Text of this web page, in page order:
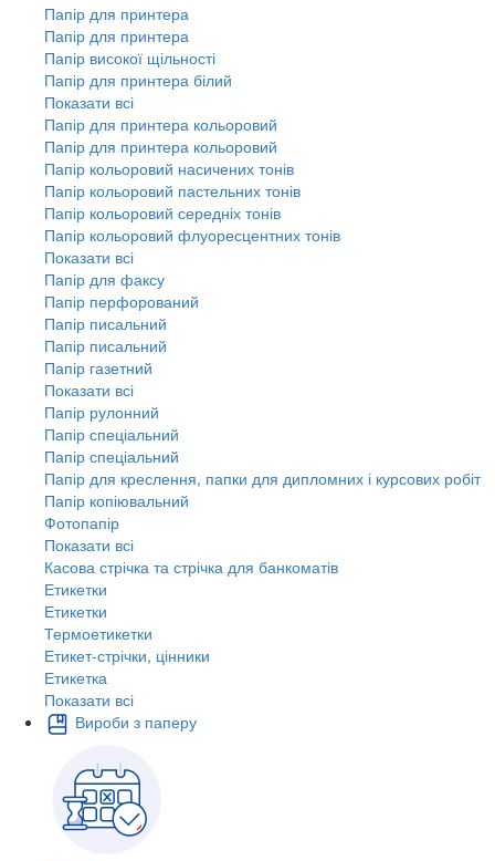
Папір для принтера
Папір для принтера
Папір високої щільності
Папір для принтера білий
Показати всі
Папір для принтера кольоровий
Папір для принтера кольоровий
Папір кольоровий насичених тонів
Папір кольоровий пастельних тонів
Папір кольоровий середніх тонів
Папір кольоровий флуоресцентних тонів
Показати всі
Папір для факсу
Папір перфорований
Папір писальний
Папір писальний
Папір газетний
Показати всі
Папір рулонний
Папір спеціальний
Папір спеціальний
Папір для креслення, папки для дипломних і курсових робіт
Папір копіювальний
Фотопапір
Показати всі
Касова стрічка та стрічка для банкоматів
Етикетки
Етикетки
Термоетикетки
Етикет-стрічки, цінники
Етикетка
Показати всі
Вироби з паперу